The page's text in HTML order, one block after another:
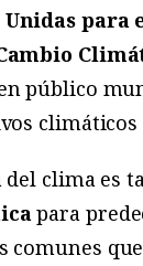
Unidas para
público
climáticos
del clima es
para
comunes